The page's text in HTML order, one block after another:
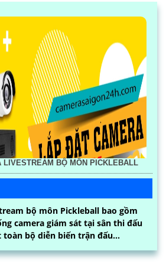
LIVESTREAM BỘ MÔN PICKLEBALL
bộ môn Pickleball bao gồm
camera giám sát tại sân thi đấu
bộ diễn biến trận đấu...